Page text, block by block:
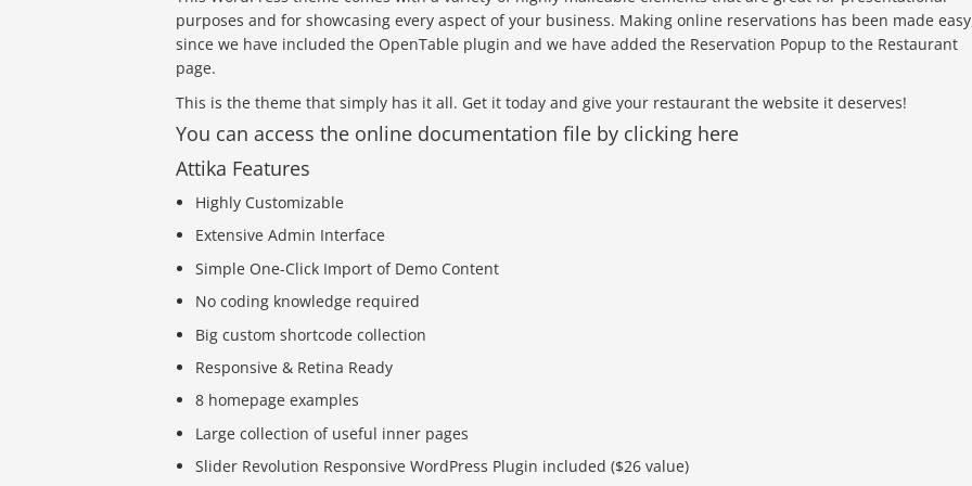
purposes and for showcasing every aspect of your business. Making online reservations has been made
since we have included the OpenTable plugin and we have added the Reservation Popup to the Restaurant
page.
This is the theme that simply has it all. Get it today and give your restaurant the website it deserves!
You can access the online documentation file by clicking here
Attika Features
Highly Customizable
Extensive Admin Interface
Simple One-Click Import of Demo Content
No coding knowledge required
Big custom shortcode collection
Responsive & Retina Ready
8 homepage examples
Large collection of useful inner pages
Slider Revolution Responsive WordPress Plugin included ($26 value)